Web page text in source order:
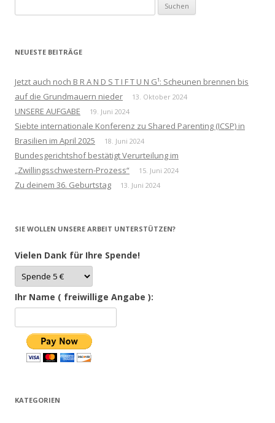
nach:
NEUESTE BEITRÄGE
Jetzt auch noch B R A N D S T I F T U N G¹: Scheunen brennen bis
auf die Grundmauern nieder
13. Oktober 2024
UNSERE AUFGABE 19. Juni 2024
Siebte internationale Konferenz zu Shared Parenting (ICSP) in
Brasilien im April 2025
18. Juni 2024
Bundesgerichtshof bestätigt Verurteilung im
„Zwillingsschwestern-Prozess“
15. Juni 2024
Zu deinem 36. Geburtstag 13. Juni 2024
SIE WOLLEN UNSERE ARBEIT UNTERSTÜTZEN?
Vielen Dank für Ihre Spende!
Ihr Name ( freiwillige Angabe ):
KATEGORIEN